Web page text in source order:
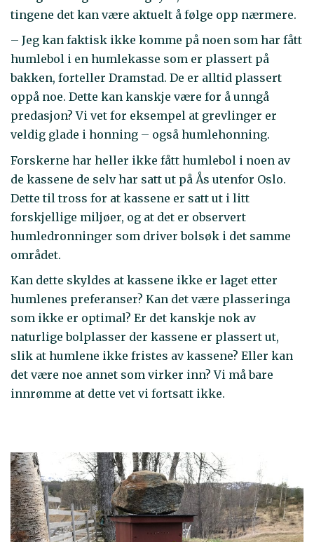
tingene det kan være aktuelt å følge opp nærmere.
– Jeg kan faktisk ikke komme på noen som har fått
humlebol i en humlekasse som er plassert på
bakken, forteller Dramstad. De er alltid plassert
oppå noe. Dette kan kanskje være for å unngå
predasjon? Vi vet for eksempel at grevlinger er
veldig glade i honning – også humlehonning.
Forskerne har heller ikke fått humlebol i noen av
de kassene de selv har satt ut på Ås utenfor Oslo.
Dette til tross for at kassene er satt ut i litt
forskjellige miljøer, og at det er observert
humledronninger som driver bolsøk i det samme
området.
Kan dette skyldes at kassene ikke er laget etter
humlenes preferanser? Kan det være plasseringa
som ikke er optimal? Er det kanskje nok av
naturlige bolplasser der kassene er plassert ut,
slik at humlene ikke fristes av kassene? Eller kan
det være noe annet som virker inn? Vi må bare
innrømme at dette vet vi fortsatt ikke.